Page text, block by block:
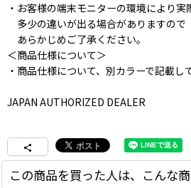
・お客様の端末モニターの環境により実
多少の違いが出る場合がありますので
あらかじめご了承ください。
＜商品仕様について＞
・商品仕様について、別カラーで記載し
JAPAN AUTHORIZED DEALER
この商品を買った人は、こんな